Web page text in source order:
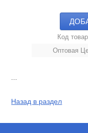
Код
Оптовая
Назад в раздел